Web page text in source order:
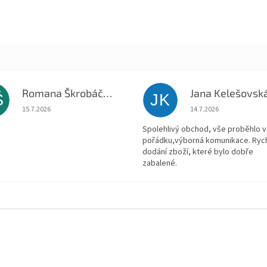
Romana Škrobáčková
Hodnocení obchodu je 5 z 5 hvězdiček.
15.7.2026
JK Jana
Hodnocení obchodu
14.7.2026
Spolehlivý obchod, vše proběhlo v
pořádku,výborná komunikace.
dodání zboží, které bylo dobře
zabalené.